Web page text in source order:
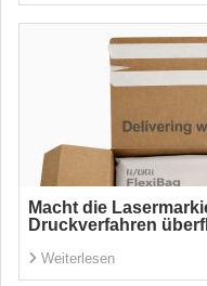
Macht die
Druckverfahren
Weiterlesen